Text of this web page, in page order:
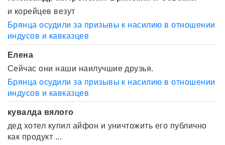
и корейцев везут
Брянца осудили за призывы к насилию в отношении
индусов и кавказцев
Елена
Сейчас они наши наилучшие друзья.
Брянца осудили за призывы к насилию в отношении
индусов и кавказцев
кувалда вялого
дед хотел купил айфон и уничтожить его публично
как продукт ...